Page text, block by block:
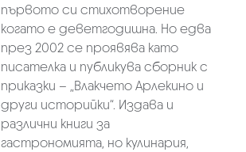
първото си стихотворение
когато е деветгодишна. Но едва
през 2002 се проявява като
писателка и публикува сборник с
приказки – „Влакчето Арлекино и
други историйки“. Издава и
различни книги за
гастрономията, но кулинария,